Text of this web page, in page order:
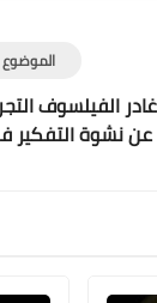
الموضوع
الفيلسوف
عن نشوة التفكير